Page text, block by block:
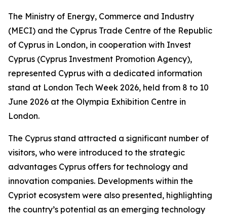
The Ministry of Energy, Commerce and Industry
(MECI) and the Cyprus Trade Centre of the Republic
of Cyprus in London, in cooperation with Invest
Cyprus (Cyprus Investment Promotion Agency),
represented Cyprus with a dedicated information
stand at London Tech Week 2026, held from 8 to 10
June 2026 at the Olympia Exhibition Centre in
London.
The Cyprus stand attracted a significant number of
visitors, who were introduced to the strategic
advantages Cyprus offers for technology and
innovation companies. Developments within the
Cypriot ecosystem were also presented, highlighting
the country’s potential as an emerging technology